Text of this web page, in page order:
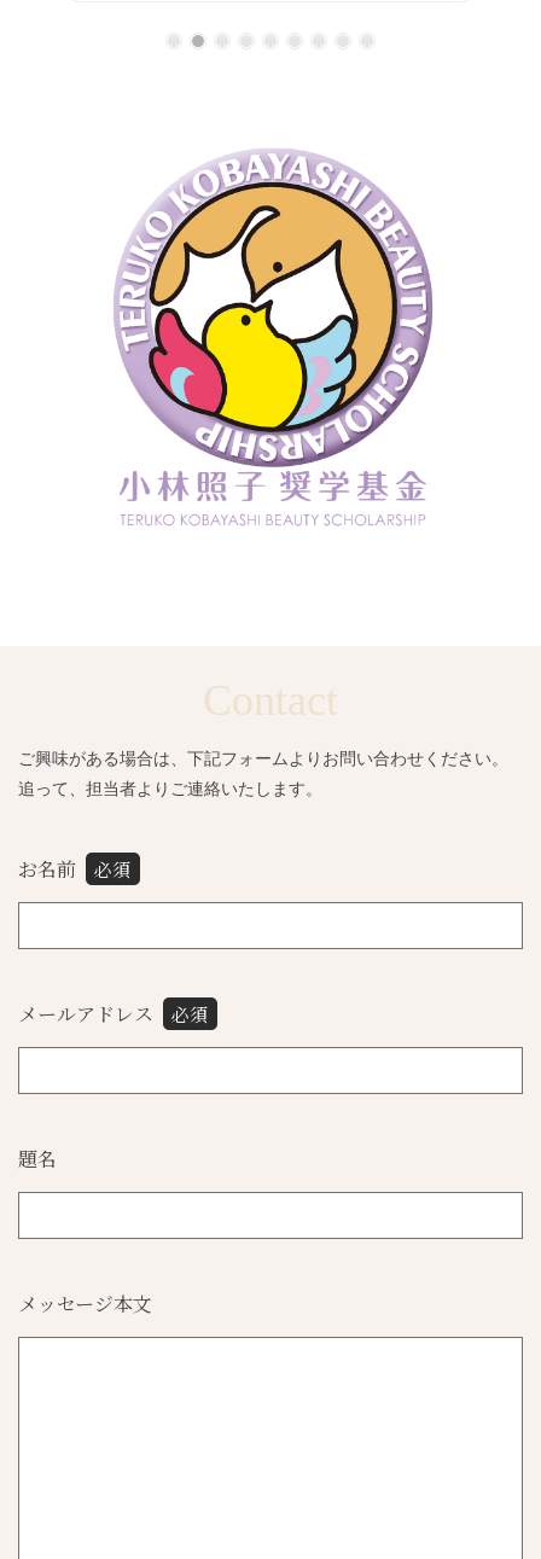
Contact
ご興味がある場合は、下記フォームよりお問い合わせください。
追って、担当者よりご連絡いたします。
お名前 必須
メールアドレス 必須
題名
メッセージ本文